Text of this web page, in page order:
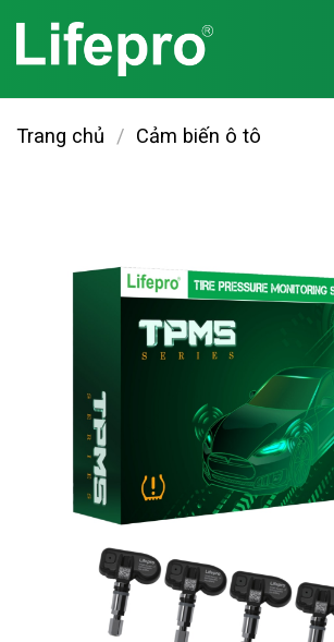
nội
dung
Trang chủ / Cảm biến ô tô